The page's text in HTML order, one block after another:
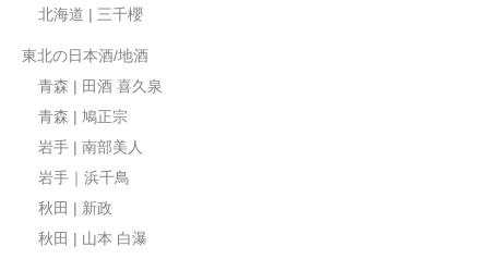
北海道 | 三千櫻
東北の日本酒/地酒
青森 | 田酒 喜久泉
青森 | 鳩正宗
岩手 | 南部美人
岩手｜浜千鳥
秋田 | 新政
秋田 | 山本 白瀑